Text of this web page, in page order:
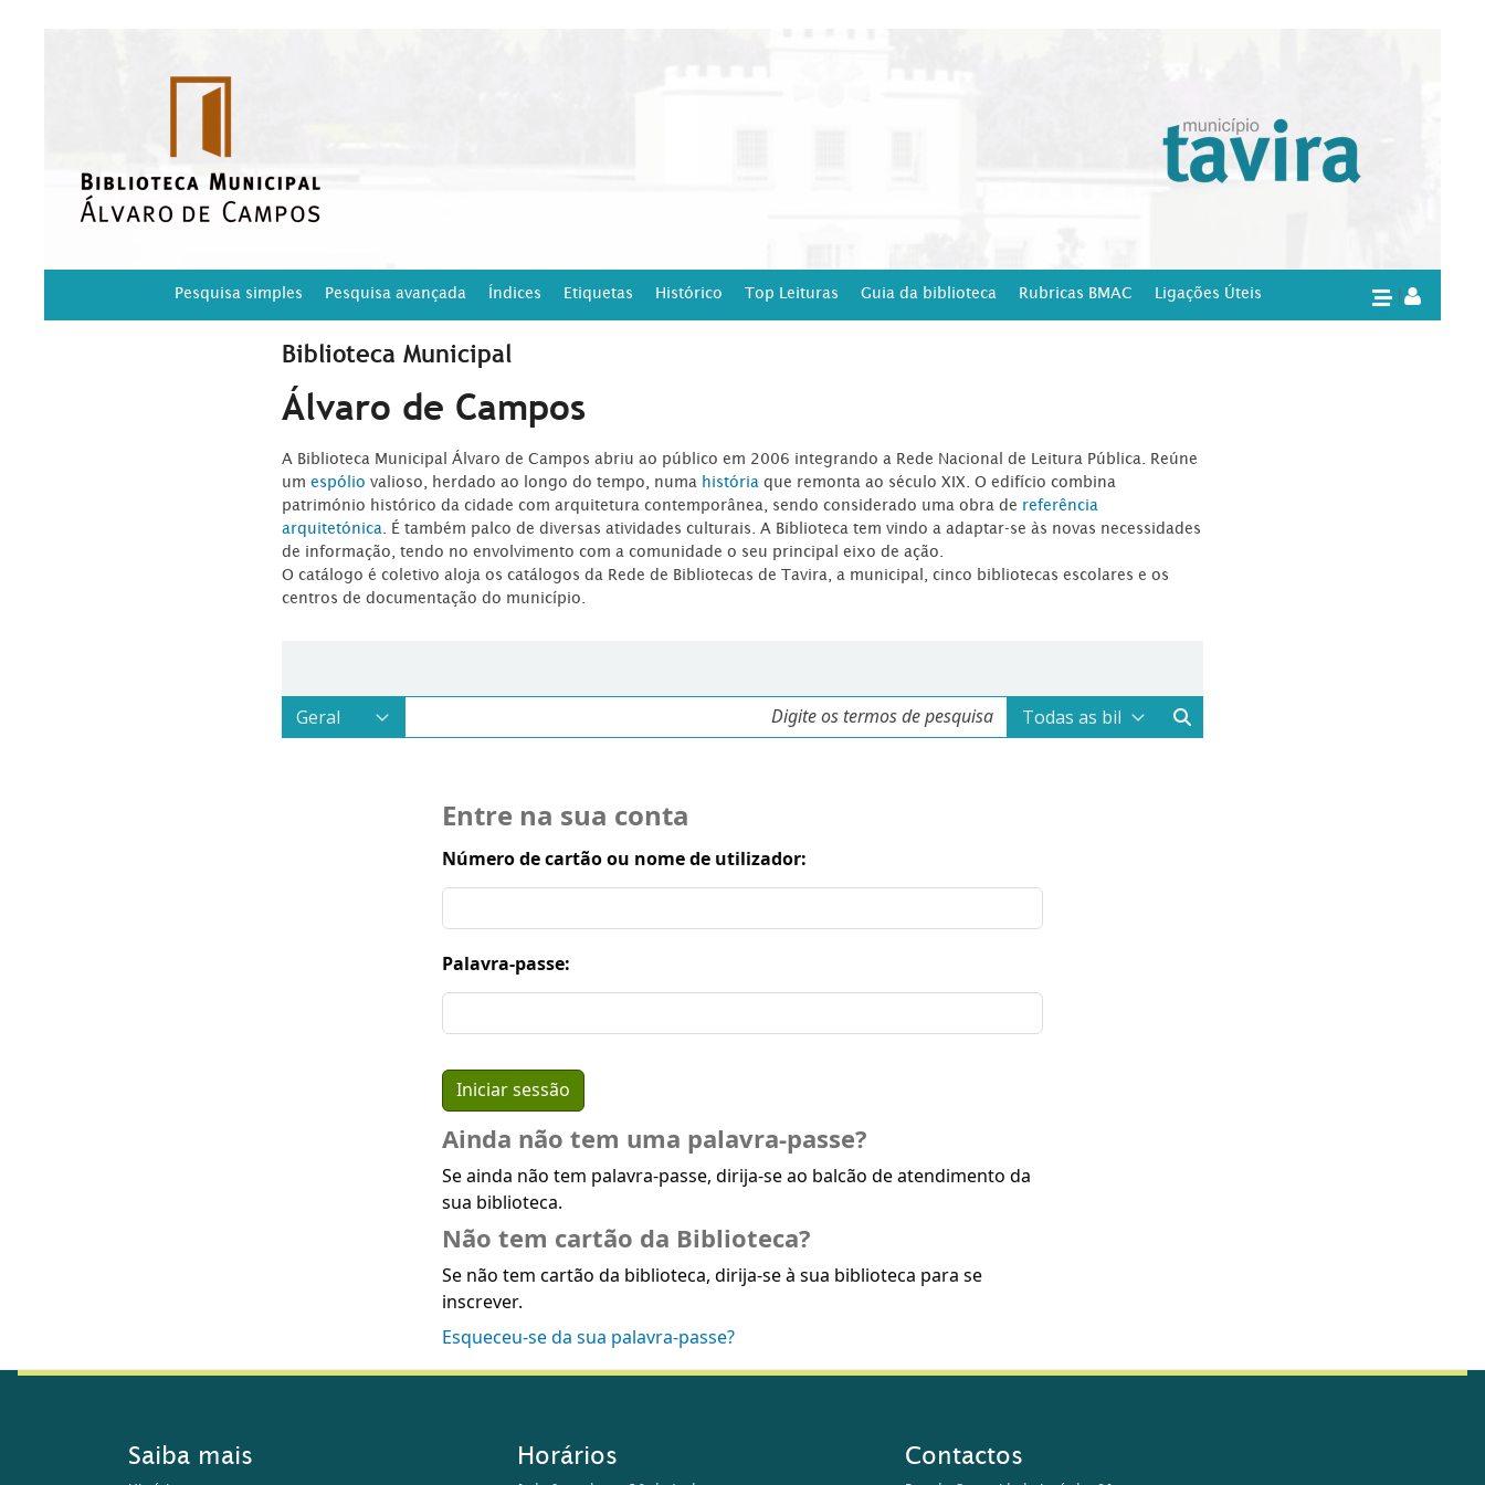
Pesquisa simples Pesquisa avançada Índices Etiquetas Histórico Top Leituras Guia da biblioteca Rubricas BMAC Ligações Úteis
Biblioteca Municipal
Álvaro de Campos
A Biblioteca Municipal Álvaro de Campos abriu ao público em 2006 integrando a Rede Nacional de Leitura Pública. Reúne
um espólio valioso, herdado ao longo do tempo, numa história que remonta ao século XIX. O edifício combina
património histórico da cidade com arquitetura contemporânea, sendo considerado uma obra de referência
arquitetónica . É também palco de diversas atividades culturais. A Biblioteca tem vindo a adaptar-se às novas necessidades
de informação, tendo no envolvimento com a comunidade o seu principal eixo de ação.
O catálogo é coletivo aloja os catálogos da Rede de Bibliotecas de Tavira, a municipal, cinco bibliotecas escolares e os
centros de documentação do município.
Entre na sua conta
Número de cartão ou nome de utilizador:
Palavra-passe:
Ainda não tem uma palavra-passe?
Se ainda não tem palavra-passe, dirija-se ao balcão de atendimento da
sua biblioteca.
Não tem cartão da Biblioteca?
Se não tem cartão da biblioteca, dirija-se à sua biblioteca para se
inscrever.
Esqueceu-se da sua palavra-passe?
Saiba mais Horários Contactos